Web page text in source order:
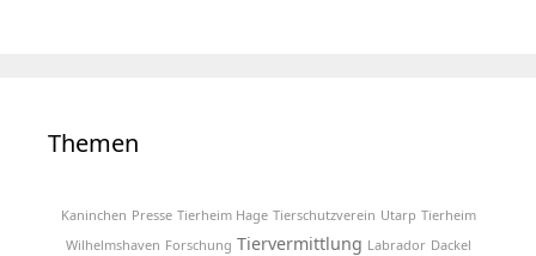
Themen
Kaninchen Presse Tierheim Hage Tierschutzverein Utarp Tierheim
Wilhelmshaven Forschung Tiervermittlung Labrador Dackel